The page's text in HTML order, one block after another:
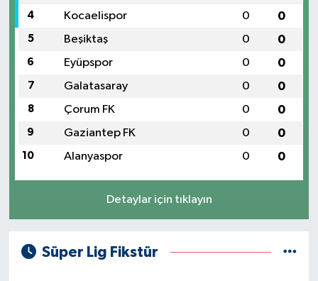
4 Kocaelispor 0 0
5 Beşiktaş 0 0
6 Eyüpspor 0 0
7 Galatasaray 0 0
8 Çorum FK 0 0
9 Gaziantep FK 0 0
10 Alanyaspor 0 0
Detaylar için tıklayın
Süper Lig Fikstür